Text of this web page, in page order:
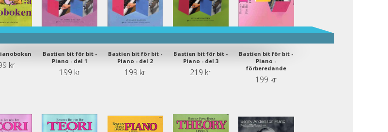
kr
Bastien bit för bit -
Piano - del 1
199 kr
Bastien bit för bit -
Piano - del 2
199 kr
Bastien bit för bit -
Piano - del 3
219 kr
Bastien bit för bit -
Piano -
förberedande
199 kr